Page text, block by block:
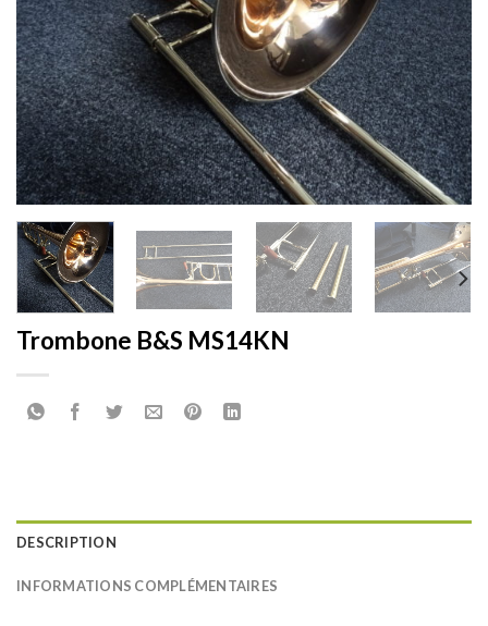
Trombone B&S MS14KN
DESCRIPTION
INFORMATIONS COMPLÉMENTAIRES